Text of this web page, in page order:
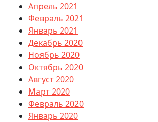
Апрель 2021
Февраль 2021
Январь 2021
Декабрь 2020
Ноябрь 2020
Октябрь 2020
Август 2020
Март 2020
Февраль 2020
Январь 2020